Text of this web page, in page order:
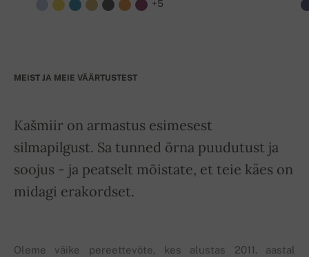
+5
MEIST JA MEIE VÄÄRTUSTEST
Kašmiir on armastus esimesest
silmapilgust. Sa tunned õrna puudutust ja
soojus - ja peatselt mõistate, et teie käes on
midagi erakordset.
Oleme väike pereettevõte, kes alustas 2011. aastal